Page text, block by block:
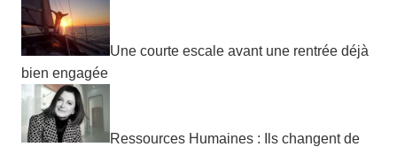
Une courte escale avant une rentrée déjà
bien engagée
Ressources Humaines : Ils changent de